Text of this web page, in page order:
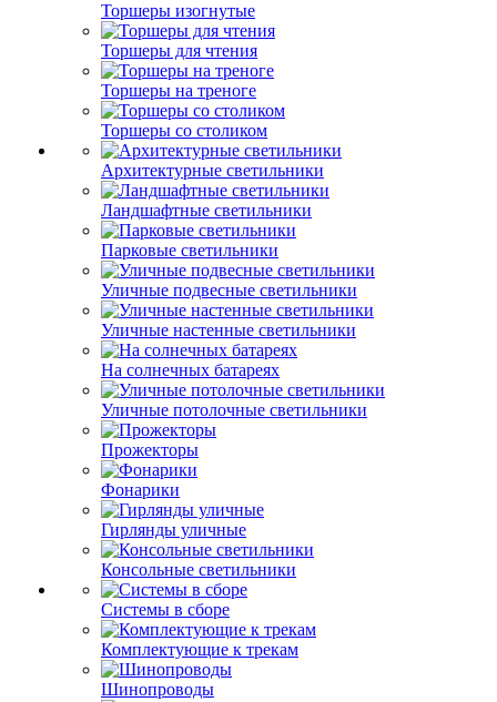
Торшеры изогнутые
Торшеры для чтения
Торшеры на треноге
Торшеры со столиком
Архитектурные светильники
Ландшафтные светильники
Парковые светильники
Уличные подвесные светильники
Уличные настенные светильники
На солнечных батареях
Уличные потолочные светильники
Прожекторы
Фонарики
Гирлянды уличные
Консольные светильники
Системы в сборе
Комплектующие к трекам
Шинопроводы